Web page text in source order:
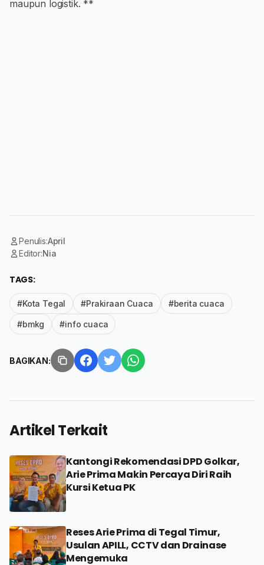
maupun logistik. **
Penulis:April
Editor:Nia
TAGS:
#Kota Tegal #Prakiraan Cuaca #berita cuaca
#bmkg #info cuaca
BAGIKAN:
Artikel Terkait
Kantongi Rekomendasi DPD Golkar,
Arie Prima Makin Percaya Diri Raih
Kursi Ketua PK
Reses Arie Prima di Tegal Timur,
Usulan APILL, CCTV dan Drainase
Mengemuka